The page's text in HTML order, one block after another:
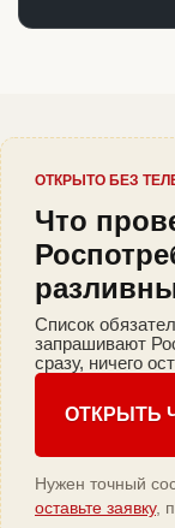
ОТКРЫТО БЕЗ
Что
Список
запрашивают
сразу, ничего
ОТКРЫТЬ
Нужен точный
оставьте заявку,